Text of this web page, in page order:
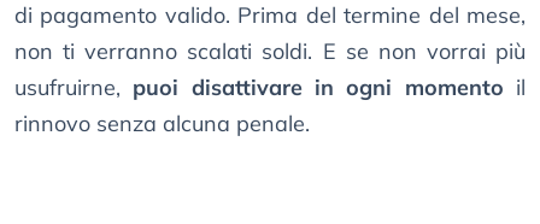
di pagamento valido. Prima del termine del mese,
non ti verranno scalati soldi. E se non vorrai più
usufruirne, puoi disattivare in ogni momento il
rinnovo senza alcuna penale.